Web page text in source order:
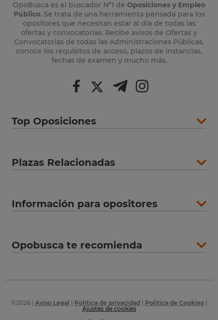
OpoBusca es el buscador Nº1 de Oposiciones y Empleo
Público. Se trata de una herramienta pensada para los
opositores que necesitan estar al día de todas las
ofertas y convocatorias. Recibe avisos de Ofertas y
Convocatorias de todas las Administraciones Públicas,
conoce los requisitos de acceso, plazos de instancias,
fechas de examen y mucho más.
Top Oposiciones
Plazas Relacionadas
Información para opositores
Opobusca te recomienda
©2026| Aviso Legal Política de privacidad Política de Cookies|
Ajustes de cookies